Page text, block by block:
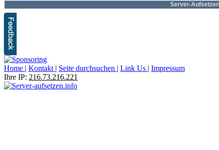
Server-
Home | Kontakt | Seite durchsuchen | Link Us | Impressum
Ihre IP: 216.73.216.221